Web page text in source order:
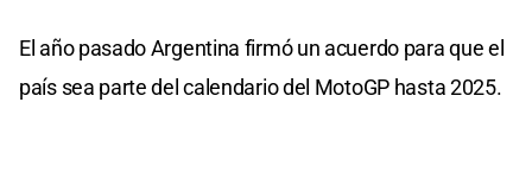
El año pasado Argentina firmó un acuerdo para que el
país sea parte del calendario del MotoGP hasta 2025.